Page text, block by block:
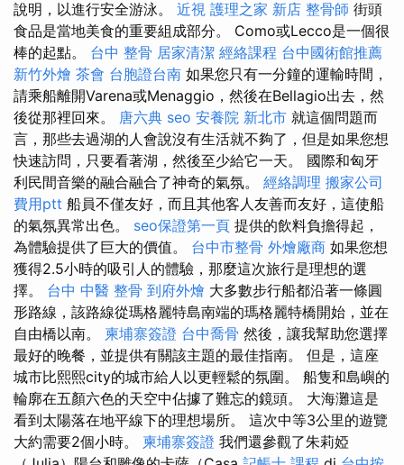
說明，以進行安全游泳。 近視 護理之家 新店 整骨師 街頭
食品是當地美食的重要組成部分。 Como或Lecco是一個很
棒的起點。 台中 整骨 居家清潔 經絡課程 台中國術館推薦
新竹外燴 茶會 台胞證台南 如果您只有一分鐘的運輸時間，
請乘船離開Varena或Menaggio，然後在Bellagio出去，然
後從那裡回來。 唐六典 seo 安養院 新北市 就這個問題而
言，那些去過湖的人會說沒有生活就不夠了，但是如果您想
快速訪問，只要看著湖，然後至少給它一天。 國際和匈牙
利民間音樂的融合融合了神奇的氣氛。 經絡調理 搬家公司
費用ptt 船員不僅友好，而且其他客人友善而友好，這使船
的氣氛異常出色。 seo保證第一頁 提供的飲料負擔得起，
為體驗提供了巨大的價值。 台中市整骨 外燴廠商 如果您想
獲得2.5小時的吸引人的體驗，那麼這次旅行是理想的選
擇。 台中 中醫 整骨 到府外燴 大多數步行船都沿著一條圓
形路線，該路線從瑪格麗特島南端的瑪格麗特橋開始，並在
自由橋以南。 柬埔寨簽證 台中喬骨 然後，讓我幫助您選擇
最好的晚餐，並提供有關該主題的最佳指南。 但是，這座
城市比熙熙city的城市給人以更輕鬆的氛圍。 船隻和島嶼的
輪廓在五顏六色的天空中佔據了難忘的鏡頭。 大海灘這是
看到太陽落在地平線下的理想場所。 這次中等3公里的遊覽
大約需要2個小時。 柬埔寨簽證 我們還參觀了朱莉婭